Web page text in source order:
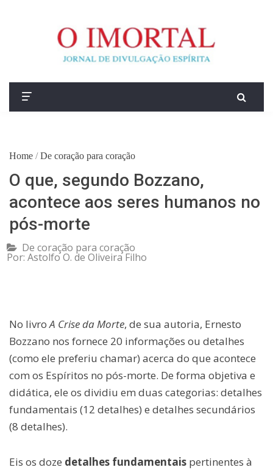
Home / De coração para coração
O que, segundo Bozzano,
acontece aos seres humanos no
pós-morte
De coração para coração
Por: Astolfo O. de Oliveira Filho
No livroA Crise da Morte, de sua autoria, Ernesto
Bozzano nos fornece 20 informações ou detalhes
(como ele preferiu chamar) acerca do que acontece
com os Espíritos no pós-morte. De forma objetiva e
didática, ele os dividiu em duas categorias: detalhes
fundamentais (12 detalhes) e detalhes secundários
(8 detalhes).
Eis os doze detalhes fundamentais pertinentes à